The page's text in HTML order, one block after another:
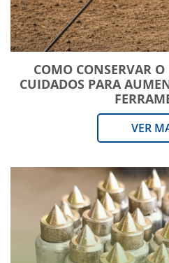
COMO CONSERVAR
CUIDADOS PARA
VER